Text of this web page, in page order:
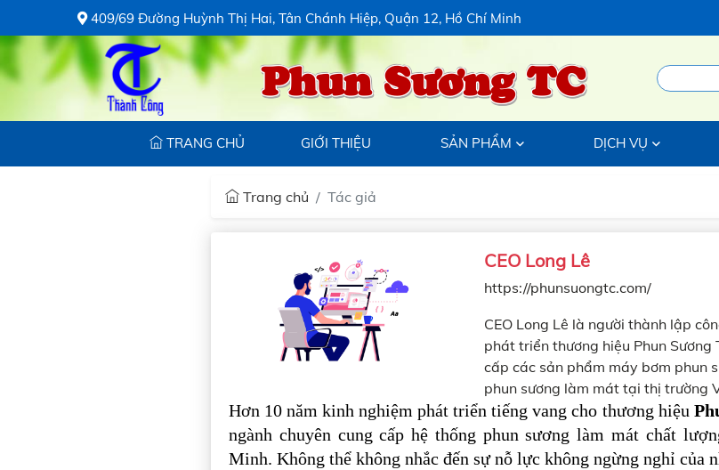
409/69 Đường Huỳnh Thị Hai, Tân Chánh Hiệp, Quận 12, Hồ Chí Minh
Phun Sương TC
TRANG CHỦ GIỚI THIỆU SẢN PHẨM DỊCH VỤ
Trang chủ Tác giả
CEO Long Lê
https://phunsuongtc.com/
CEO Long Lê là người thành lập
phát triển thương hiệu Phun
cấp các sản phẩm máy bơm phun
phun sương làm mát tại thị trường
Hơn 10 năm kinh nghiệm phát triển tiếng vang cho thương hiệu
ngành chuyên cung cấp hệ thống phun sương làm mát chất
Minh. Không thể không nhắc đến sự nỗ lực không ngừng nghỉ của